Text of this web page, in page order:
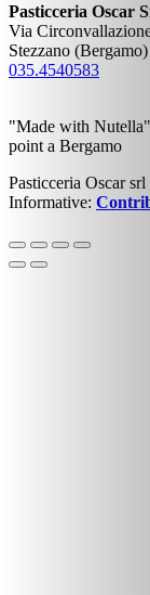
Pasticceria Oscar
Via
Stezzano (Bergamo)
035.4540583
"Made with Nutella"
point a Bergamo
Pasticceria Oscar
Informative: